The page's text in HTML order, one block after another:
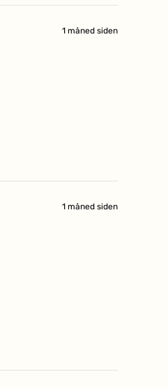
1 måned siden
1 måned siden